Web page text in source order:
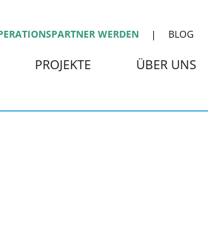
WERDEN BLOG
PROJEKTE ÜBER UNS